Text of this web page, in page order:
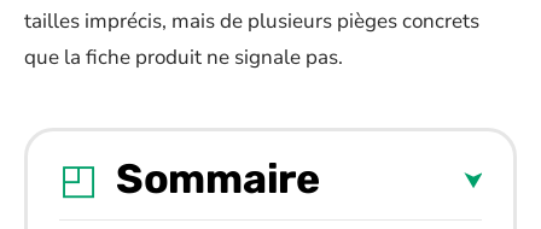
tailles imprécis, mais de plusieurs pièges concrets
que la fiche produit ne signale pas.
Sommaire